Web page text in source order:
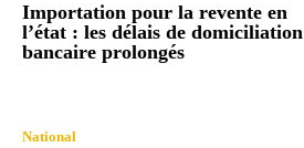
Importation pour la revente en
l’état : les délais de domiciliation
bancaire prolongés
National